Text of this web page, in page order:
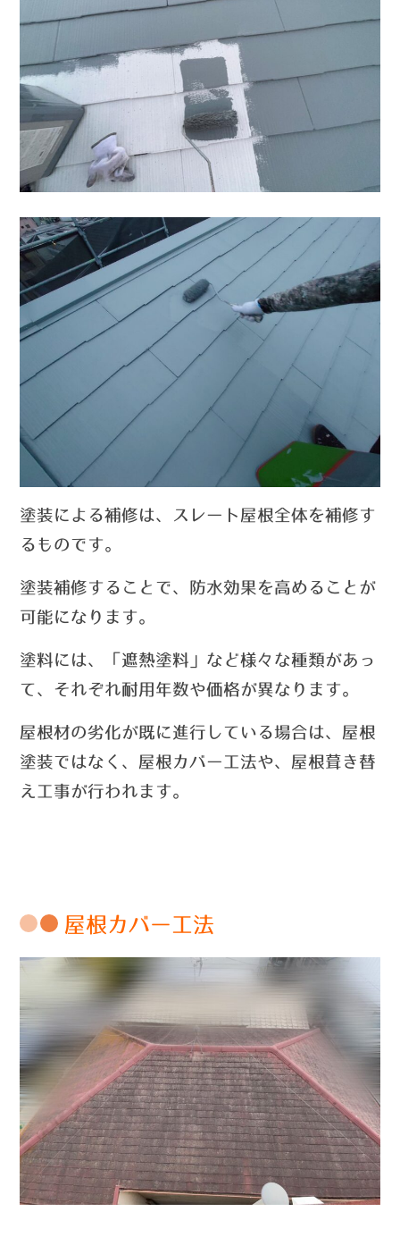
塗装による補修は、スレート屋根全体を補修す
るものです。
塗装補修することで、防水効果を高めることが
可能になります。
塗料には、「遮熱塗料」など様々な種類があっ
て、それぞれ耐用年数や価格が異なります。
屋根材の劣化が既に進行している場合は、屋根
塗装ではなく、屋根カバー工法や、屋根葺き替
え工事が行われます。
屋根カバー工法